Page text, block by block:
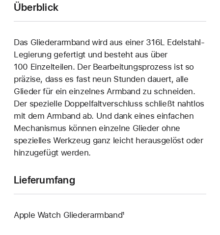
Überblick
Das Gliederarmband wird aus einer 316L Edelstahl-
Legierung gefertigt und besteht aus über
100 Einzelteilen. Der Bearbeitungsprozess ist so
präzise, dass es fast neun Stunden dauert, alle
Glieder für ein einzelnes Armband zu schneiden.
Der spezielle Doppelfaltverschluss schließt nahtlos
mit dem Armband ab. Und dank eines einfachen
Mechanismus können einzelne Glieder ohne
spezielles Werkzeug ganz leicht herausgelöst oder
hinzugefügt werden.
Lieferumfang
Apple Watch Gliederarmband¹